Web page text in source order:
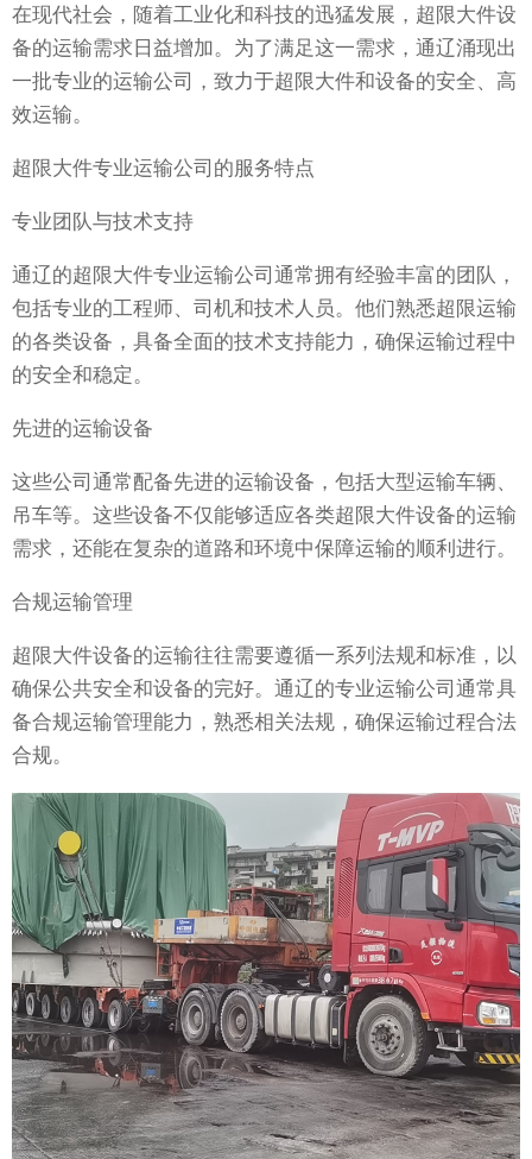
在现代社会，随着工业化和科技的迅猛发展，超限大件设
备的运输需求日益增加。为了满足这一需求，通辽涌现出
一批专业的运输公司，致力于超限大件和设备的安全、高
效运输。
超限大件专业运输公司的服务特点
专业团队与技术支持
通辽的超限大件专业运输公司通常拥有经验丰富的团队，
包括专业的工程师、司机和技术人员。他们熟悉超限运输
的各类设备，具备全面的技术支持能力，确保运输过程中
的安全和稳定。
先进的运输设备
这些公司通常配备先进的运输设备，包括大型运输车辆、
吊车等。这些设备不仅能够适应各类超限大件设备的运输
需求，还能在复杂的道路和环境中保障运输的顺利进行。
合规运输管理
超限大件设备的运输往往需要遵循一系列法规和标准，以
确保公共安全和设备的完好。通辽的专业运输公司通常具
备合规运输管理能力，熟悉相关法规，确保运输过程合法
合规。